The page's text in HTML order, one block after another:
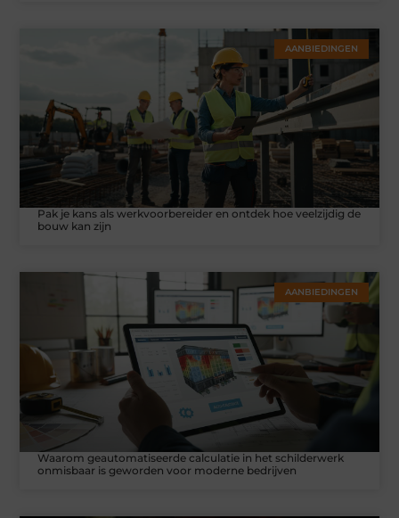
AANBIEDINGEN
Pak je kans als werkvoorbereider en ontdek hoe veelzijdig de
bouw kan zijn
AANBIEDINGEN
Waarom geautomatiseerde calculatie in het schilderwerk
onmisbaar is geworden voor moderne bedrijven